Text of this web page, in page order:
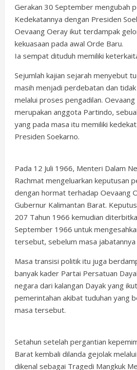
Gerakan 30 September mengubah
Kedekatannya dengan Presiden
Oevaang Oeray ikut terdampak
kekuasaan pada awal Orde Baru.
Ia sempat dituduh memiliki
Sejumlah kajian sejarah menyebut
masih menjadi perdebatan dan
melalui proses pengadilan.
merupakan anggota Partindo,
yang pada masa itu memiliki
Presiden Soekarno.
Pada 12 Juli 1966, Menteri Dalam
Rachmat mengeluarkan keputusan
dengan hormat terhadap Oevaang
Gubernur Kalimantan Barat.
207 Tahun 1966 kemudian
September 1966 untuk
tersebut, sebelum masa jabatannya
Masa transisi politik itu juga
banyak kader Partai Persatuan
negara dari kalangan Dayak yang
pemerintahan akibat tuduhan yang
masa tersebut.
Setahun setelah pergantian
Barat kembali dilanda gejolak
dikenal sebagai Tragedi Mangkuk